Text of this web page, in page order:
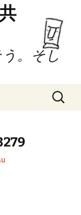
。そし
検
索: